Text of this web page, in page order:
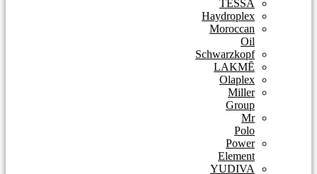
TESSA
Haydroplex
Moroccan
Oil
Schwarzkopf
LAKMĒ
Olaplex
Miller
Group
Mr
Polo
Power
Element
YUDIVA